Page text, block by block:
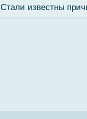
Стали известны